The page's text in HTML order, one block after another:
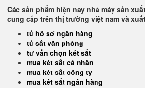
Các sản phẩm hiện nay nhà máy sản
cung cấp trên thị trường việt nam và
tủ hồ sơ ngân hàng
tủ sắt văn phòng
tư vấn chọn két sắt
mua két sắt cá nhân
mua két sắt công ty
mua két sắt ngân hàng